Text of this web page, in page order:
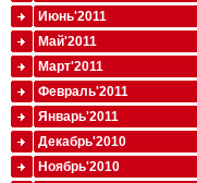
Июнь'2011
Май'2011
Март'2011
Февраль'2011
Январь'2011
Декабрь'2010
Ноябрь'2010